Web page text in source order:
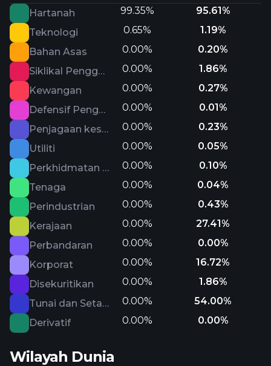
Hartanah 99.35%
95.61%
Teknologi
0.65%
1.19%
Bahan Asas
0.00%
0.20%
Siklikal Pengguna
0.00%
1.86%
Kewangan
0.00%
0.27%
Defensif Pengguna
0.00%
0.01%
Penjagaan kesihatan
0.00%
0.23%
Utiliti
0.00%
0.05%
Perkhidmatan Komunikasi
0.00%
0.10%
Tenaga
0.00%
0.04%
Perindustrian
0.00%
0.43%
Kerajaan
0.00%
27.41%
Perbandaran
0.00%
0.00%
Korporat
0.00%
16.72%
Disekuritikan
0.00%
1.86%
Tunai dan Setara
0.00%
54.00%
Derivatif
0.00% 0.00%
Wilayah Dunia